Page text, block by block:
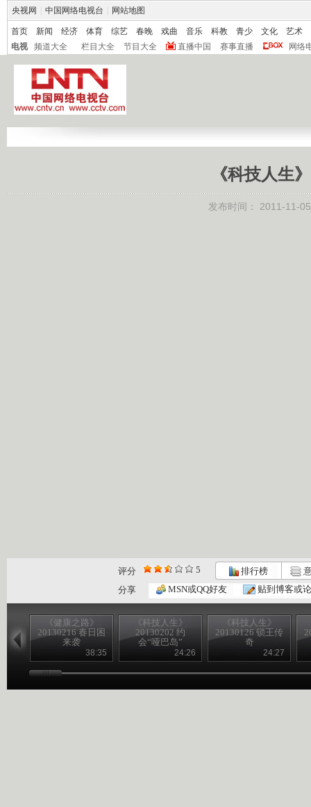
央视网 中国网络电视台 网站地图
首页 新闻 经济 体育 综艺 春晚 戏曲 音乐 科教 青少 文化
艺术
电视
频道大全 栏目大全 节目大全 直播中国 赛事直播 网络
《科技人生
发布时间： 2011-11-
评分 5 排行榜
分享
MSN或QQ好友 贴到博客或
《健康之路》
20130216 春日困
来袭
38:35
《科技人生》
20130202 约
会“哑巴岛”
24:26
《科技人生》
20130126 锁王传
奇
24:27